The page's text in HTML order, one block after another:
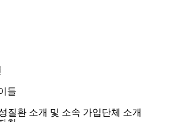
들
질환 소개 및 소속 가입단체 소개